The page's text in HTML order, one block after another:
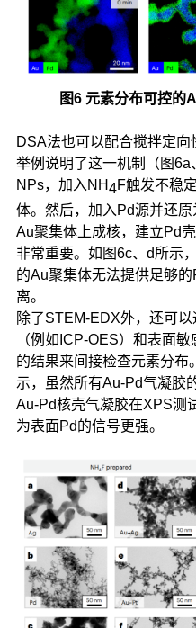
图6 元素分布可控的
DSA法也可以配合搅拌定
举例说明了这一机制（图
NPs，加入NH4F触发不稳
体。然后，加入Pd源并还
Au聚集体上成核，建立Pd
非常重要。如图6c、d所示
的Au聚集体无法提供足够
离。
除了STEM-EDX外，还可
（例如ICP-OES）和表面
的结果来间接检查元素分布
示，虽然所有Au-Pd气凝胶
Au-Pd核壳气凝胶在XPS测
为表面Pd的信号更强。